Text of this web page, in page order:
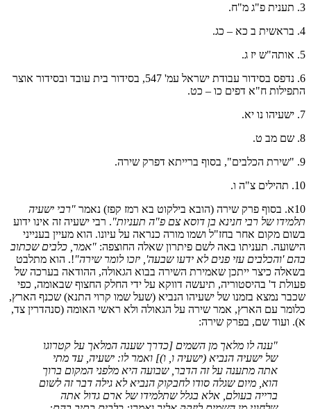
3. תענית פ"ג מ"ח.
4. בראשית ב כא – כג.
5. אותה"ש יז ג.
6. נדפס בסידור עבודת ישראל עמ' 547, בסידור בית עובד ובסידור אוצר
התפילות ח"א דפים כו – כט.
7. ישעיהו נו יא.
8. שם מב ט.
9. "שירת הכלבים", בסוף ברייתא דפרק שירה.
10. תהילים צ"ה ו.
10א. בסוף פרק שירה (הובא בילקוט בא רמז קפז) נאמר
"רבי ישעיה
תלמידו של רבי חנינא בן דוסא צם פ"ה תעניות". רבי ישעיה זה אינו ידוע
בשום מקום אחר בחז"ל ושמו מורה כנראה על עיונו. הוא מעיין בענייני
הישועה. תעניתו באה לשם פיתרון שאלה החוצפה: "אמר, כלבים שכתוב
בהם 'והכלבים עזי פנים לא ידעו שבעה', יזכו לומר שירה"!. הוא מתלבט
בשאלה כיצר ייתכן שאמירת השירה בבוא הגאולה, ההודאה בערכה של
פעולת ד' בהיסטוריה, תיעשה דווקא על ידי החלק החצוף שבאומה, כפי
שכבר נמצא בזמנו של ישעיהו הנביא (שעל שמו קרוי התנא) שכנף הארץ,
כלומר עם הארץ, אמר שירה על הגאולה ולא ראשי האומה (סנהדרין צד,
א). ועוד שם, בפרק שירה:
"ענה לו מלאך מן השמים [כדרך שענה המלאך על קטרוגו
של ישעיה הנביא (ישעיה ו, ו)] ואמר לו: ישעיה, עד מתי
אתה מתענה על זה הדבר, שבועה היא מלפני המקום ברוך
הוא, מיום שגלה סודו לחבקוק הנביא לא גילה דבר זה לשום
ברייה בעולם, אלא בגלל שתלמידו של ארם גדול אתה